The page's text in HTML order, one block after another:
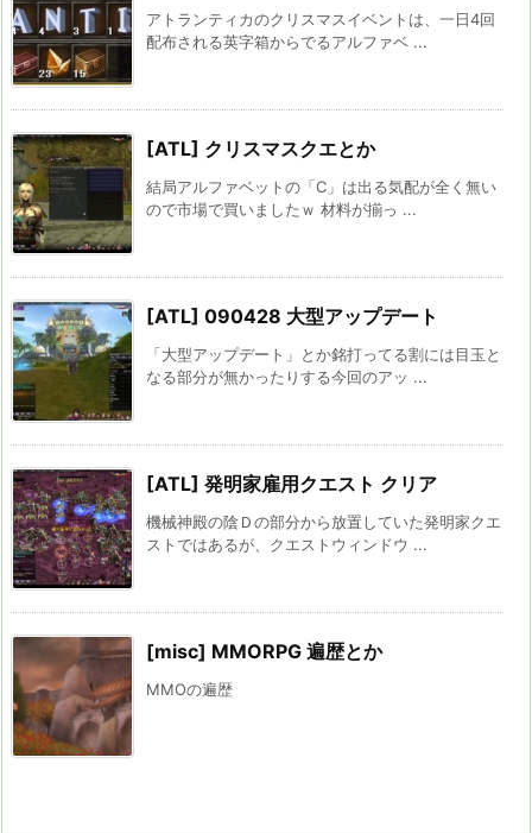
アトランティカのクリスマスイベントは、一日4回
配布される英字箱からでるアルファベ ...
[ATL] クリスマスクエとか
結局アルファベットの「C」は出る気配が全く無い
ので市場で買いましたｗ 材料が揃っ ...
[ATL] 090428 大型アップデート
「大型アップデート」とか銘打ってる割には目玉と
なる部分が無かったりする今回のアッ ...
[ATL] 発明家雇用クエスト クリア
機械神殿の陰Ｄの部分から放置していた発明家クエ
ストではあるが、クエストウィンドウ ...
[misc] MMORPG 遍歴とか
MMOの遍歴